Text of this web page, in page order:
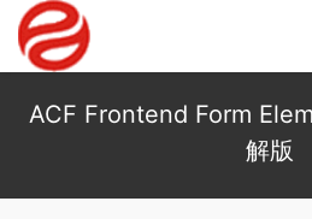
ACF Frontend Form
解版